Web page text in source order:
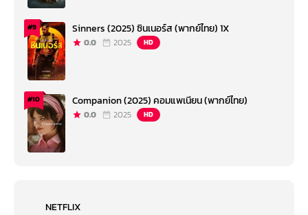
#9 Sinners (2025) ซินเนอร์ส (พากย์ไทย) 1X
0.0 2025 HD
#10 Companion (2025) คอมแพเนียน (พากย์ไทย)
0.0 2025 HD
NETFLIX